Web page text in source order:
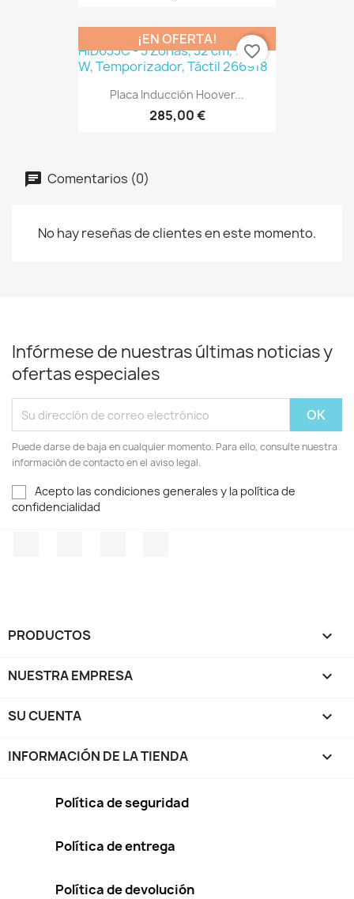
Placa Inducción Hoover...
285,00 €
¡EN OFERTA!
favorite_border
Comentarios (0)
No hay reseñas de clientes en este momento.
Infórmese de nuestras últimas noticias y
ofertas especiales
Puede darse de baja en cualquier momento. Para ello, consulte nuestra
información de contacto en el aviso legal.
Acepto las condiciones generales y la política de
confidencialidad
PRODUCTOS 
NUESTRA EMPRESA 
SU CUENTA 
INFORMACIÓN DE LA TIENDA keyboard_arrow_down
Política de seguridad
Política de entrega
Política de devolución